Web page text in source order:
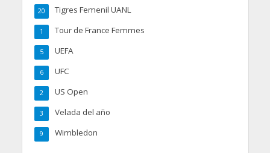
Tigres Femenil UANL
20
Tour de France Femmes
1
UEFA
5
UFC
6
US Open
2
Velada del año
3
Wimbledon
9